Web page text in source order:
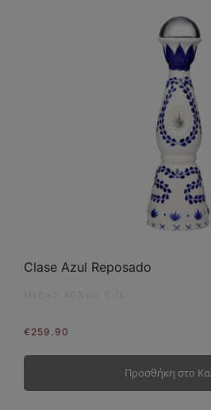
Clase Azul Reposado
Μεξικό 40%vol 0,7L
€ 259.90
Προσθήκη στο